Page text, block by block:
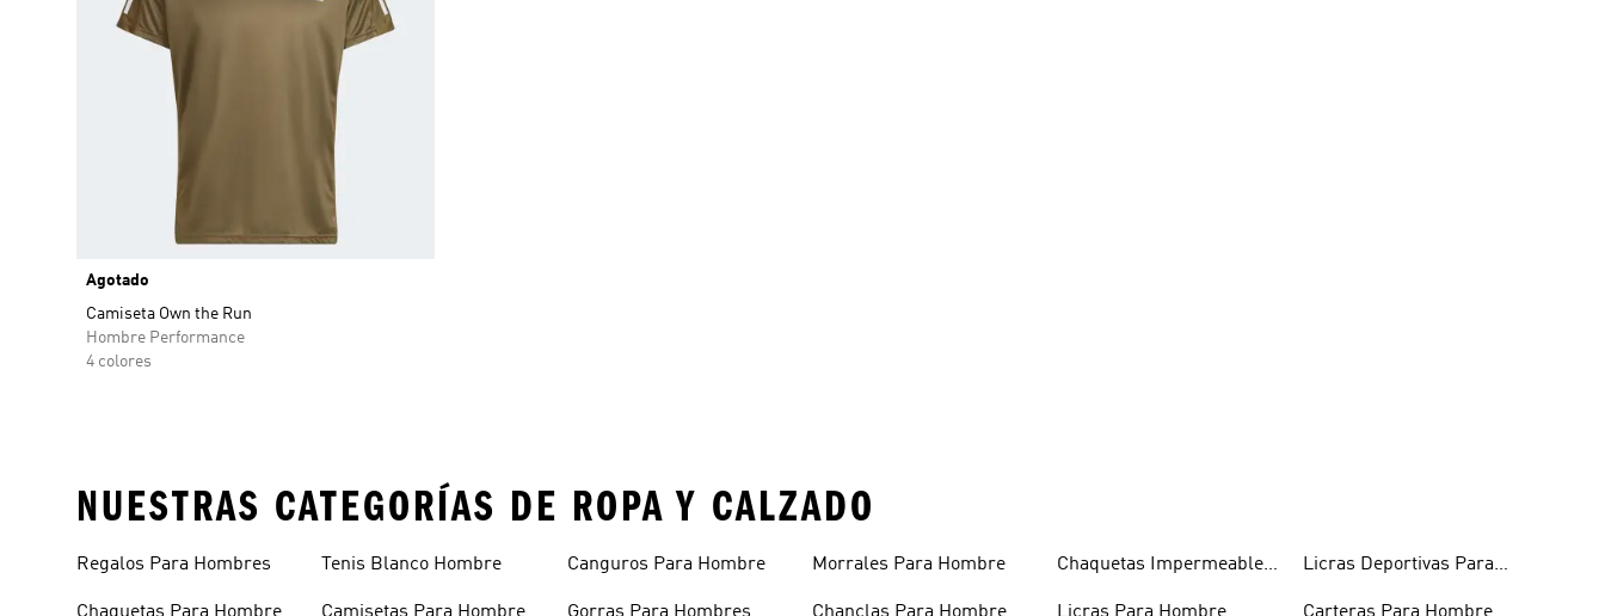
Agotado
Camiseta Own the Run
Hombre Performance
4 colores
NUESTRAS CATEGORÍAS DE ROPA Y CALZADO
Regalos Para Hombres Tenis Blanco Hombre Canguros Para Hombre Morrales Para Hombre
Chaquetas Impermeables
Licras Deportivas Para